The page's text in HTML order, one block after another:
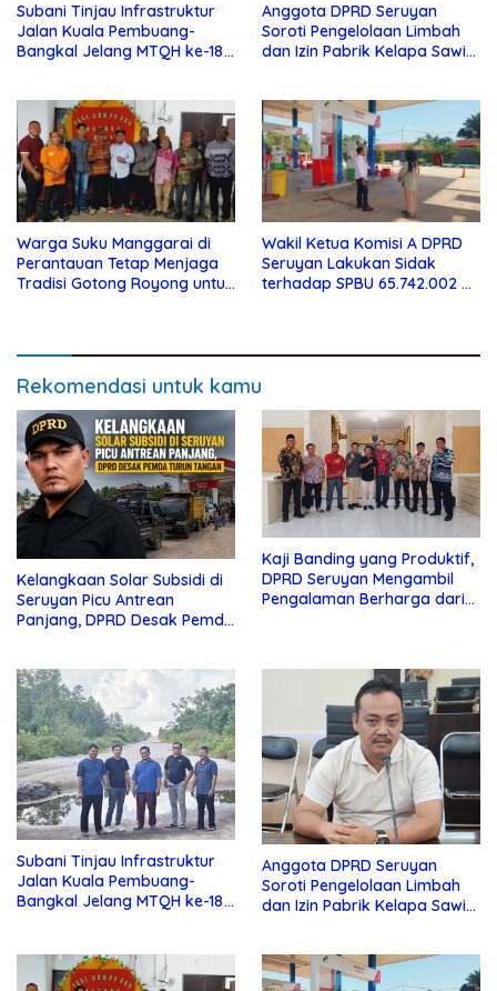
Subani Tinjau Infrastruktur
Jalan Kuala Pembuang-
Bangkal Jelang MTQH ke-18
Anggota DPRD Seruyan
Soroti Pengelolaan Limbah
dan Izin Pabrik Kelapa Sawit
Warga Suku Manggarai di
Perantauan Tetap Menjaga
Tradisi Gotong Royong untuk
Wakil Ketua Komisi A DPRD
Seruyan Lakukan Sidak
terhadap SPBU 65.742.002 di
Rekomendasi untuk kamu
Kelangkaan Solar Subsidi di
Seruyan Picu Antrean
Panjang, DPRD Desak Pemda
Kaji Banding yang Produktif,
DPRD Seruyan Mengambil
Pengalaman Berharga dari
Subani Tinjau Infrastruktur
Jalan Kuala Pembuang-
Bangkal Jelang MTQH ke-18
Anggota DPRD Seruyan
Soroti Pengelolaan Limbah
dan Izin Pabrik Kelapa Sawit